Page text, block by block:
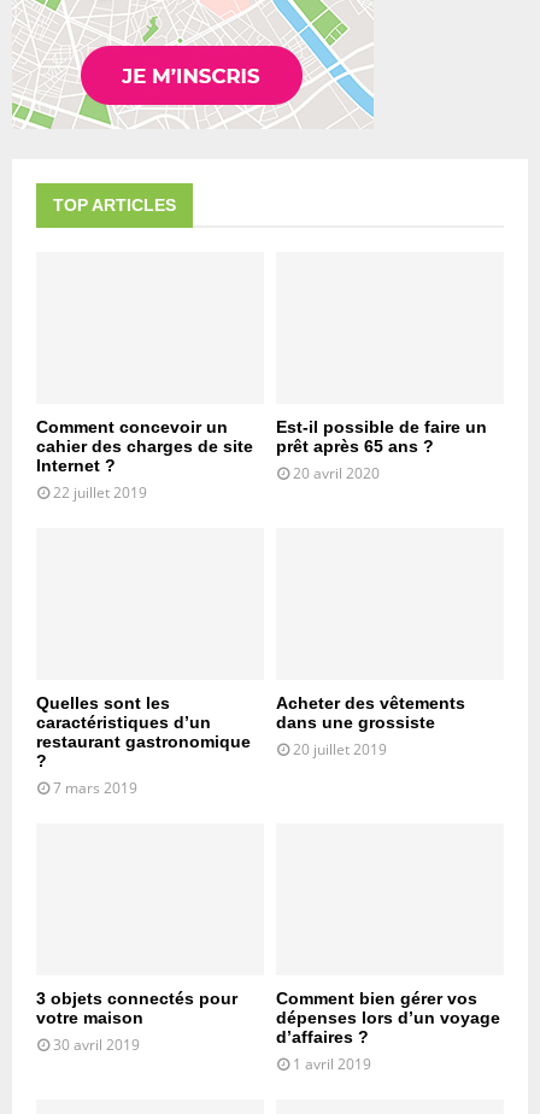
TOP ARTICLES
Comment concevoir un
cahier des charges de site
Internet ?
22 juillet 2019
Est-il possible de faire un
prêt après 65 ans ?
20 avril 2020
Quelles sont les
caractéristiques d’un
restaurant gastronomique
?
7 mars 2019
Acheter des vêtements
dans une grossiste
20 juillet 2019
3 objets connectés pour
votre maison
30 avril 2019
Comment bien gérer vos
dépenses lors d’un voyage
d’affaires ?
1 avril 2019